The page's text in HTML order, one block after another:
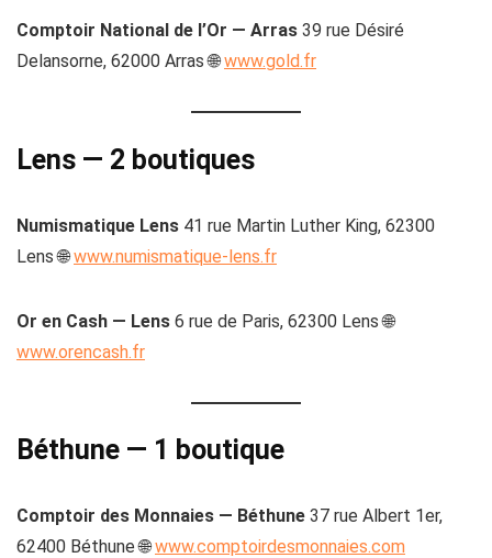
Comptoir National de l’Or — Arras 39 rue Désiré
Delansorne, 62000 Arras 🌐www.gold.fr
Lens — 2 boutiques
Numismatique Lens 41 rue Martin Luther King, 62300
Lens 🌐www.numismatique-lens.fr
Or en Cash — Lens 6 rue de Paris, 62300 Lens 🌐
www.orencash.fr
Béthune — 1 boutique
Comptoir des Monnaies — Béthune 37 rue Albert 1er,
62400 Béthune 🌐www.comptoirdesmonnaies.com